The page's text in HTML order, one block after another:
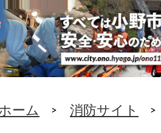
ーム 消防サイト